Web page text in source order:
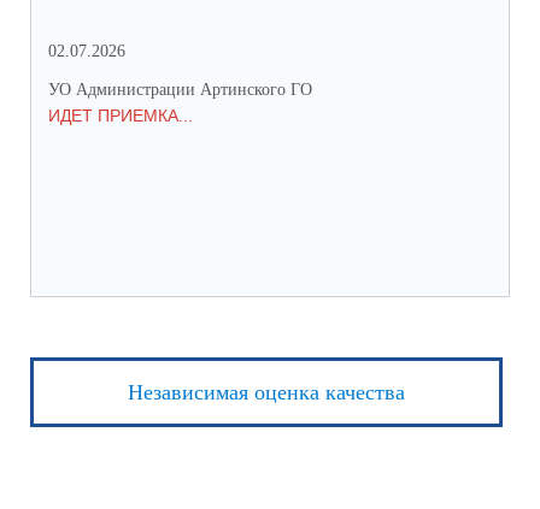
02.07.2026
УО Администрации Артинского ГО
ИДЕТ ПРИЕМКА...
Независимая оценка качества